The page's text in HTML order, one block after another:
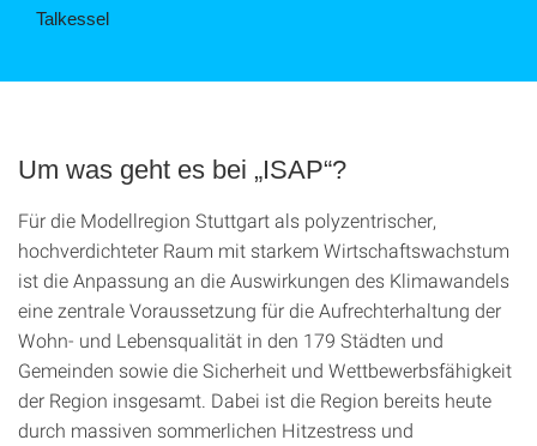
Talkessel
Um was geht es bei „ISAP“?
Für die Modellregion Stuttgart als polyzentrischer,
hochverdichteter Raum mit starkem Wirtschaftswachstum
ist die Anpassung an die Auswirkungen des Klimawandels
eine zentrale Voraussetzung für die Aufrechterhaltung der
Wohn- und Lebensqualität in den 179 Städten und
Gemeinden sowie die Sicherheit und Wettbewerbsfähigkeit
der Region insgesamt. Dabei ist die Region bereits heute
durch massiven sommerlichen Hitzestress und